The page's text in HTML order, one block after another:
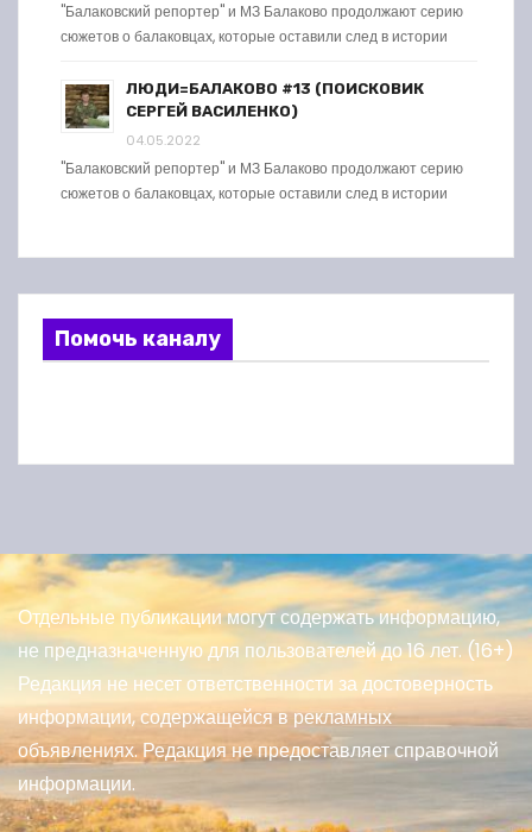
"Балаковский репортер" и МЗ Балаково продолжают серию
сюжетов о балаковцах, которые оставили след в истории
ЛЮДИ=БАЛАКОВО #13 (ПОИСКОВИК
СЕРГЕЙ ВАСИЛЕНКО)
04.05.2022
"Балаковский репортер" и МЗ Балаково продолжают серию
сюжетов о балаковцах, которые оставили след в истории
Помочь каналу
Отдельные публикации могут содержать информацию,
не предназначенную для пользователей до 16 лет. (16+)
Редакция не несет ответственности за достоверность
информации, содержащейся в рекламных
объявлениях. Редакция не предоставляет справочной
информации.